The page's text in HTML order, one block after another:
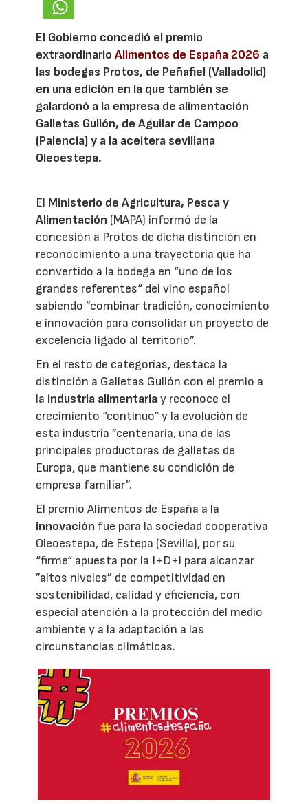
El Gobierno concedió el premio
extraordinarioAlimentos de España 2026 a
las bodegas Protos, de Peñafiel (Valladolid)
en una edición en la que también se
galardonó a la empresa de alimentación
Galletas Gullón, de Aguilar de Campoo
(Palencia) y a la aceitera sevillana
Oleoestepa.
El Ministerio de Agricultura, Pesca y
Alimentación (MAPA) informó de la
concesión a Protos de dicha distinción en
reconocimiento a una trayectoria que ha
convertido a la bodega en “uno de los
grandes referentes“ del vino español
sabiendo ”combinar tradición, conocimiento
e innovación para consolidar un proyecto de
excelencia ligado al territorio”.
En el resto de categorías, destaca la
distinción a Galletas Gullón con el premio a
la industria alimentariay reconoce el
crecimiento “continuo“ y la evolución de
esta industria ”centenaria, una de las
principales productoras de galletas de
Europa, que mantiene su condición de
empresa familiar”.
El premio Alimentos de España a la
innovación fue para la sociedad cooperativa
Oleoestepa, de Estepa (Sevilla), por su
“firme“ apuesta por la I+D+i para alcanzar
”altos niveles” de competitividad en
sostenibilidad, calidad y eficiencia, con
especial atención a la protección del medio
ambiente y a la adaptación a las
circunstancias climáticas.